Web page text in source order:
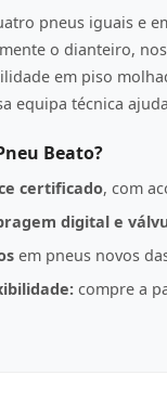
pneus iguais e
o dianteiro,
em piso
equipa técnica
Beato?
certificado, com
digital e
em pneus novos
compre a